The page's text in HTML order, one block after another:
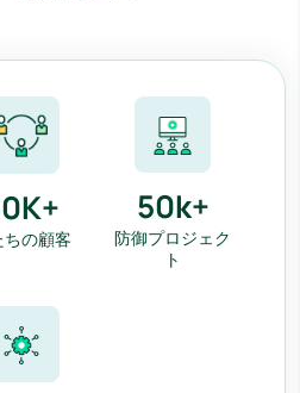
K+
ちの顧客
50k+
防御プロジェク
ト